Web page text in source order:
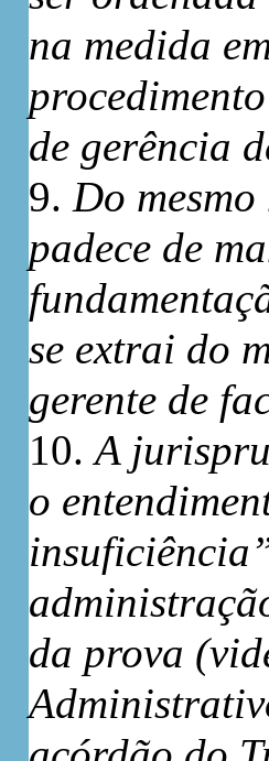
na medida
de gerência
9.Do
padece de
se extrai do
gerente de
10.A
o
da prova